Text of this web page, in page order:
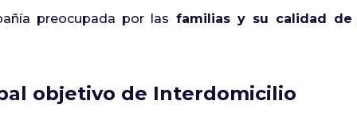
preocupada por las familias y su calidad de
objetivo de Interdomicilio